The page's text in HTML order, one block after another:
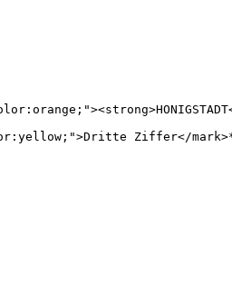
Ziffer</